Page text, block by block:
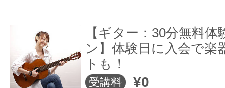
ん！
“Enjoy Your Sound”をキーワード
に、お客様と同じ目線で、時には
友人のように寄り添ってくれるプ
【ギター：30分無料体
ン】体験日に入会で楽
トも！
受講料 ¥0